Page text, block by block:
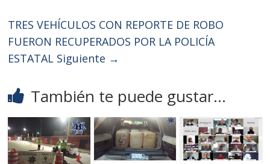
TRES VEHÍCULOS CON REPORTE DE ROBO
FUERON RECUPERADOS POR LA POLICÍA
ESTATAL Siguiente →
También te puede gustar...